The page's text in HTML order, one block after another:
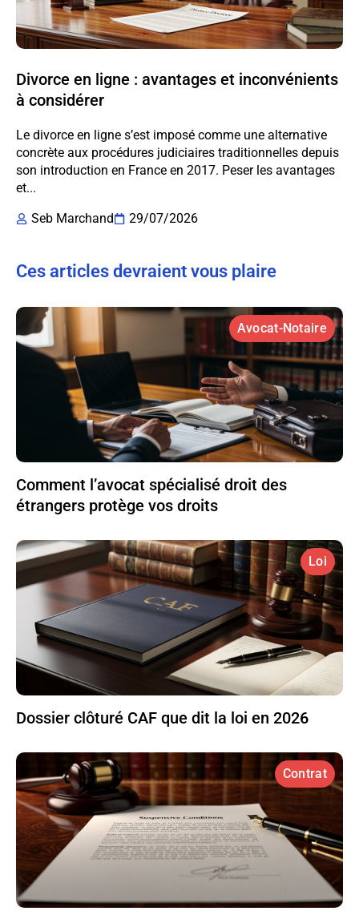
Divorce en ligne : avantages et inconvénients
à considérer
Le divorce en ligne s’est imposé comme une alternative
concrète aux procédures judiciaires traditionnelles depuis
son introduction en France en 2017. Peser les avantages
et...
Seb Marchand
29/07/2026
Ces articles devraient vous plaire
Avocat-Notaire
Comment l’avocat spécialisé droit des
étrangers protège vos droits
Loi
Dossier clôturé CAF que dit la loi en 2026
Contrat